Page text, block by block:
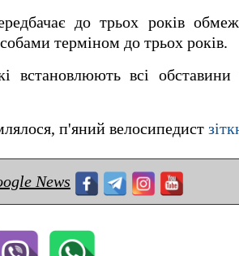
до трьох років
терміном до трьох років.
встановлюють всі
п'яний велосипедист
News